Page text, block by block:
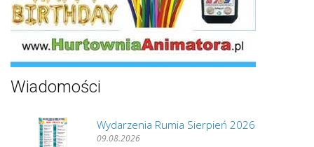
Wiadomości
Wydarzenia Rumia Sierpień 2026
09.08.2026